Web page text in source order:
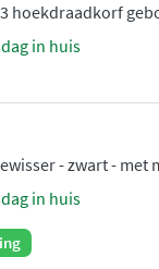
hoekdraadkorf
in huis
- zwart - met
in huis